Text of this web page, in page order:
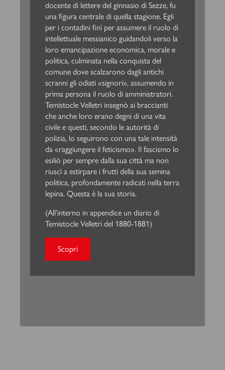
docente di lettere del ginnasio di Sezze, fu
una figura centrale di quella stagione. Egli
per i contadini finì per assumere il ruolo di
intellettuale messianico guidandoli verso la
loro emancipazione economica, morale e
politica, culminata nella conquista del
comune dove scalzarono dagli antichi
scranni gli odiati «signori», assumendo in
prima persona il ruolo di amministratori.
Temistocle Velletri insegnò ai braccianti
che anche loro erano degni di una vita
civile e questi, secondo le autorità di
polizia, lo seguirono con una tale intensità
da «raggiungere il feticismo». Il fascismo lo
esiliò per sempre dalla sua città ma non
riuscì a estirpare i frutti della sua semina
politica, profondamente radicati nella terra
lepina. Questa è la sua storia.
(All’interno in appendice un diario di
Temistocle Velletri del 1880-1881)
Scopri